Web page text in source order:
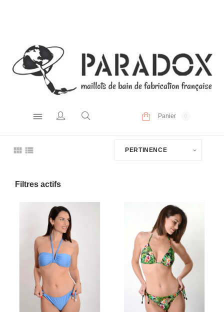
Panier
PERTINENCE
Filtres actifs